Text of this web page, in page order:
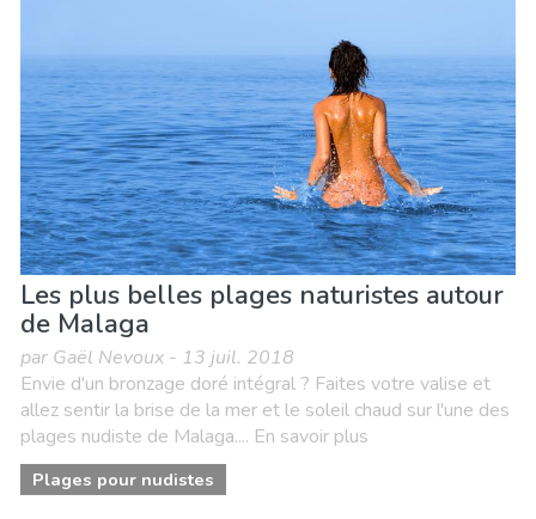
Plages
Shopping
Sports & aventure Vie nocturne & Bars
Les plus belles plages naturistes autour
de Malaga
par Gaël Nevoux - 13 juil. 2018
Envie d'un bronzage doré intégral ? Faites votre valise et
allez sentir la brise de la mer et le soleil chaud sur l'une des
plages nudiste de Malaga.... En savoir plus
Plages pour nudistes